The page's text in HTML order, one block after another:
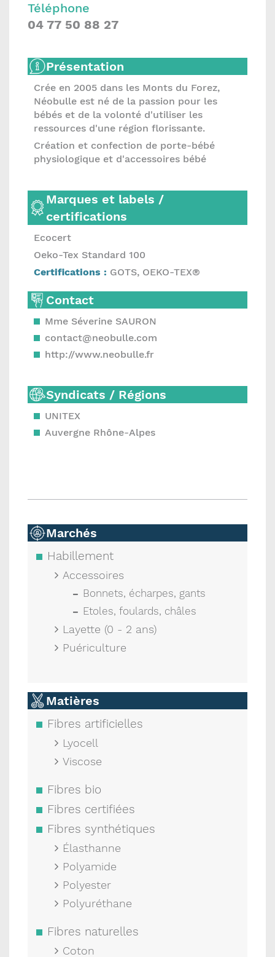
Téléphone
04 77 50 88 27
Présentation
Crée en 2005 dans les Monts du Forez,
Néobulle est né de la passion pour les
bébés et de la volonté d'utiliser les
ressources d'une région florissante.
Création et confection de porte-bébé
physiologique et d'accessoires bébé
Marques et labels /
certifications
Ecocert
Oeko-Tex Standard 100
Certifications : GOTS, OEKO-TEX®
Contact
Mme Séverine SAURON
contact@neobulle.com
http://www.neobulle.fr
Syndicats / Régions
UNITEX
Auvergne Rhône-Alpes
Marchés
Habillement
Accessoires
Bonnets, écharpes, gants
Etoles, foulards, châles
Layette (0 - 2 ans)
Puériculture
Matières
Fibres artificielles
Lyocell
Viscose
Fibres bio
Fibres certifiées
Fibres synthétiques
Élasthanne
Polyamide
Polyester
Polyuréthane
Fibres naturelles
Coton